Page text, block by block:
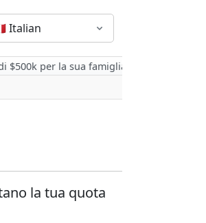
Italian
per la sua famiglia.
la tua quota